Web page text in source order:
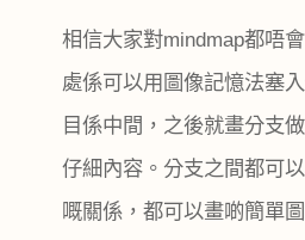
相信大家對mindmap都唔
處係可以用圖像記憶法塞
目係中間，之後就畫分支
仔細內容。分支之間都可
嘅關係，都可以畫啲簡單